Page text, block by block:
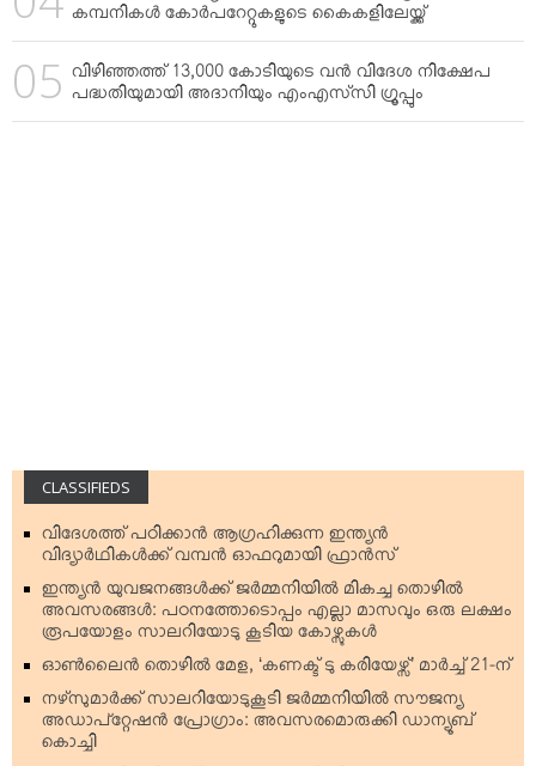
കമ്പനികള്‍ കോര്‍പറേറ്റുകളുടെ കൈകളിലേയ്ക്ക്
വിഴിഞ്ഞത്ത് 13,000 കോടിയുടെ വന്‍ വിദേശ നിക്ഷേപ
പദ്ധതിയുമായി അദാനിയും എംഎസ്‌സി ഗ്രൂപ്പും
CLASSIFIEDS
വിദേശത്ത് പഠിക്കാന്‍ ആഗ്രഹിക്കുന്ന ഇന്ത്യന്‍
വിദ്യാര്‍ഥികള്‍ക്ക് വമ്പന്‍ ഓഫറുമായി ഫ്രാന്‍സ്
ഇന്ത്യന്‍ യുവജനങ്ങള്‍ക്ക് ജര്‍മ്മനിയില്‍ മികച്ച തൊഴില്‍
അവസരങ്ങള്‍: പഠനത്തോടൊപ്പം എല്ലാ മാസവും ഒരു ലക്ഷം
രൂപയോളം സാലറിയോടു കൂടിയ കോഴ്സുകള്‍
ഓണ്‍ലൈന്‍ തൊഴില്‍ മേള, ‘കണക്ട് ടു കരിയേഴ്സ്’ മാര്‍ച്ച് 21-ന്
നഴ്‌സുമാര്‍ക്ക് സാലറിയോടുകൂടി ജര്‍മ്മനിയില്‍ സൗജന്യ
അഡാപ്റ്റേഷന്‍ പ്രോഗ്രാം: അവസരമൊരുക്കി ഡാന്യൂബ്
കൊച്ചി